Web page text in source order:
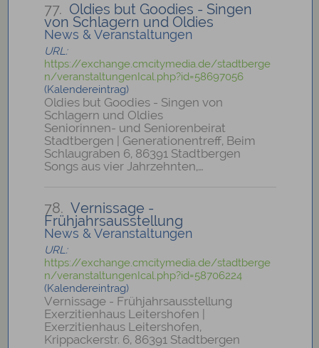
77. Oldies but Goodies - Singen
von Schlagern und Oldies
News & Veranstaltungen
URL:
https://exchange.cmcitymedia.de/stadtberge
n/veranstaltungenIcal.php?id=58697056
(Kalendereintrag)
Oldies but Goodies - Singen von
Schlagern und Oldies
Seniorinnen- und Seniorenbeirat
Stadtbergen | Generationentreff, Beim
Schlaugraben 6, 86391 Stadtbergen
Songs aus vier Jahrzehnten,…
78. Vernissage -
Frühjahrsausstellung
News & Veranstaltungen
URL:
https://exchange.cmcitymedia.de/stadtberge
n/veranstaltungenIcal.php?id=58706224
(Kalendereintrag)
Vernissage - Frühjahrsausstellung
Exerzitienhaus Leitershofen |
Exerzitienhaus Leitershofen,
Krippackerstr. 6, 86391 Stadtbergen